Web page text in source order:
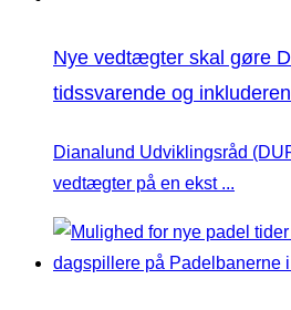
Nye vedtægter skal gøre
tidssvarende og
Dianalund Udviklingsråd
vedtægter på en ekst ...